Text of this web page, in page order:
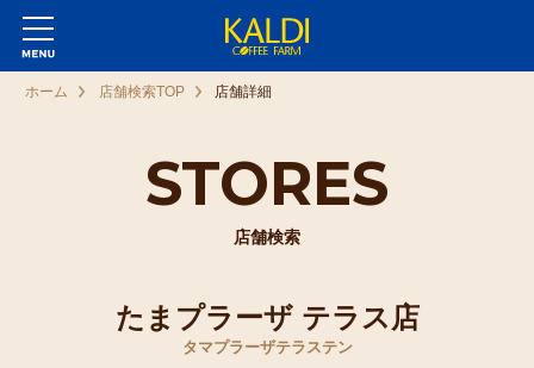
STORES
店舗検索
ホーム 店舗検索TOP 店舗詳細
たまプラーザ テラス店
タマプラーザテラステン